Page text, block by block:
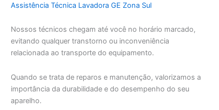
Assistência Técnica Lavadora GE Zona Sul
Nossos técnicos chegam até você no horário marcado,
evitando qualquer transtorno ou inconveniência
relacionada ao transporte do equipamento.
Quando se trata de reparos e manutenção, valorizamos a
importância da durabilidade e do desempenho do seu
aparelho.